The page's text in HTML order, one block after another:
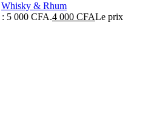
Whisky & Rhum
5 000 CFA.4 000 CFALe prix